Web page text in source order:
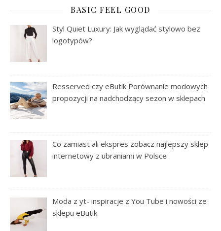
BASIC FEEL GOOD
Styl Quiet Luxury: Jak wyglądać stylowo bez
logotypów?
Resserved czy eButik Porównanie modowych
propozycji na nadchodzący sezon w sklepach
Co zamiast ali ekspres zobacz najlepszy sklep
internetowy z ubraniami w Polsce
Moda z yt- inspiracje z You Tube i nowości ze
sklepu eButik